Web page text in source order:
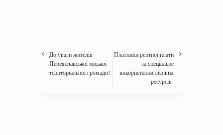
До уваги жителів
Переяславської міської
територіальної громади!
Платники рентної плати
за спеціальне
використання лісових
ресурсів